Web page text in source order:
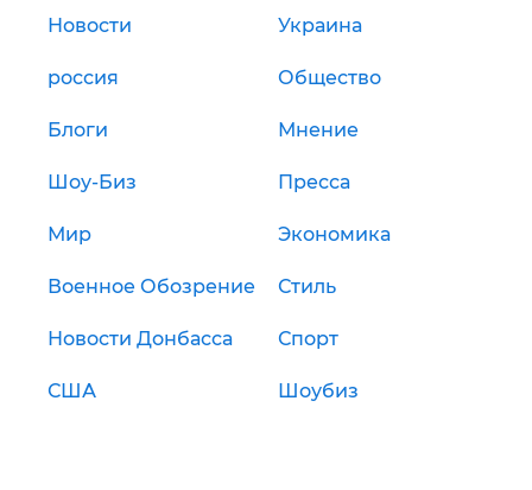
Новости Украина
россия Общество
Блоги Мнение
Шоу-Биз Пресса
Мир Экономика
Военное Обозрение Стиль
Новости Донбасса Спорт
США Шоубиз